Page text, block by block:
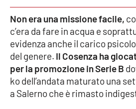
VIDEO
Ambiente
Cronaca
Non era una missione facile,
c’era da fare in acqua e
evidenza anche il carico
del genere. Il Cosenza ha
per la promozione in Serie B
ko dell’andata maturato una
a Salerno che è rimasto